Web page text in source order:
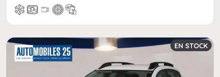
EN STOCK